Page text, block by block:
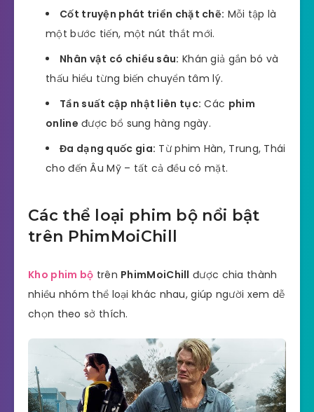
Cốt truyện phát triển chặt chẽ: Mỗi tập là
một bước tiến, một nút thắt mới.
Nhân vật có chiều sâu: Khán giả gắn bó và
thấu hiểu từng biến chuyển tâm lý.
Tần suất cập nhật liên tục: Các phim
online được bổ sung hàng ngày.
Đa dạng quốc gia: Từ phim Hàn, Trung, Thái
cho đến Âu Mỹ – tất cả đều có mặt.
Các thể loại phim bộ nổi bật
trên PhimMoiChill
Kho phim bộ trên PhimMoiChill được chia thành
nhiều nhóm thể loại khác nhau, giúp người xem dễ
chọn theo sở thích.